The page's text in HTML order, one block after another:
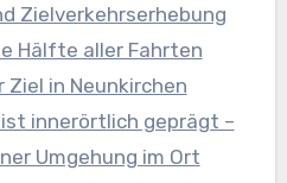
Zielverkehrserhebung
Hälfte aller Fahrten
Ziel in Neunkirchen
innerörtlich geprägt –
Umgehung im Ort